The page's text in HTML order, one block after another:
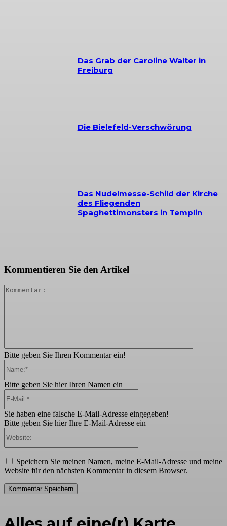
Das Grab der Caroline Walter in
Freiburg
Die Bielefeld-Verschwörung
Das Nudelmesse-Schild der Kirche
des Fliegenden
Spaghettimonsters in Templin
Kommentieren Sie den Artikel
Bitte geben Sie Ihren Kommentar ein!
Bitte geben Sie hier Ihren Namen ein
Sie haben eine falsche E-Mail-Adresse eingegeben!
Bitte geben Sie hier Ihre E-Mail-Adresse ein
Speichern Sie meinen Namen, meine E-Mail-Adresse und meine
Website für den nächsten Kommentar in diesem Browser.